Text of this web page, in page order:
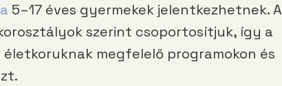
5–17 éves gyermekek jelentkezhetnek. A
szerint csoportosítjuk, így a
megfelelő programokon és